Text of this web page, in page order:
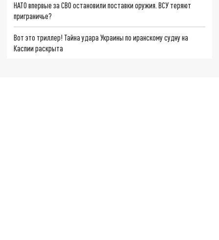
НАТО впервые за СВО остановили поставки оружия. ВСУ теряют
приграничье?
Вот это триллер! Тайна удара Украины по иранскому судну на
Каспии раскрыта